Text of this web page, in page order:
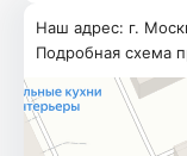
Наш адрес: г.
Подробная схема